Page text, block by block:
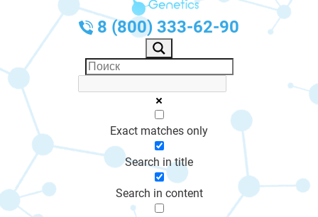
8 (800) 333-62-90
Exact matches only
Search in title
Search in content